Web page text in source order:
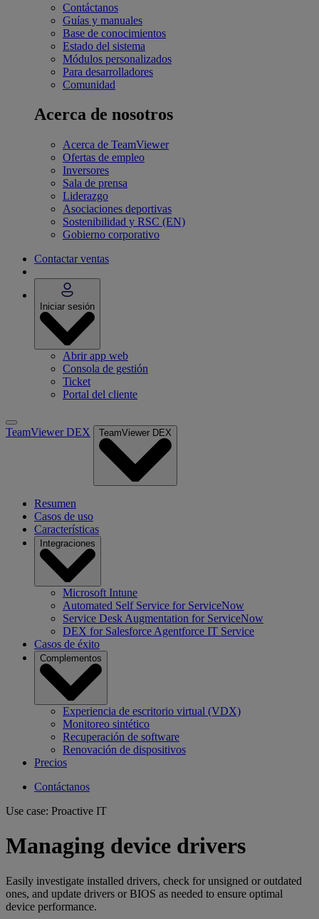
Contáctanos
Guías y manuales
Base de conocimientos
Estado del sistema
Módulos personalizados
Para desarrolladores
Comunidad
Acerca de nosotros
Acerca de TeamViewer
Ofertas de empleo
Inversores
Sala de prensa
Liderazgo
Asociaciones deportivas
Sostenibilidad y RSC (EN)
Gobierno corporativo
Contactar ventas
Iniciar sesión
Abrir app web
Consola de gestión
Ticket
Portal del cliente
TeamViewer DEX TeamViewer DEX
Resumen
Casos de uso
Características
Integraciones
Microsoft Intune
Automated Self Service for ServiceNow
Service Desk Augmentation for ServiceNow
DEX for Salesforce Agentforce IT Service
Casos de éxito
Complementos
Experiencia de escritorio virtual (VDX)
Monitoreo sintético
Recuperación de software
Renovación de dispositivos
Precios
Contáctanos
Use case: Proactive IT
Managing device drivers
Easily investigate installed drivers, check for unsigned or outdated
ones, and update drivers or BIOS as needed to ensure optimal
device performance.